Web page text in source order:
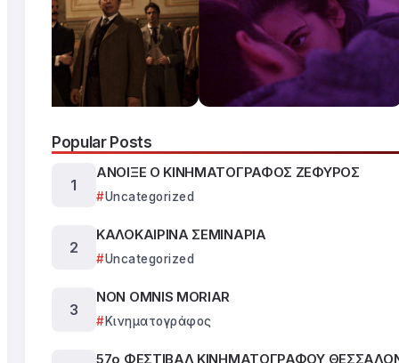
Popular Posts
ΑΝΟΙΞΕ Ο ΚΙΝΗΜΑΤΟΓΡΑΦΟΣ ΖΕΦΥΡΟΣ
Uncategorized
ΚΑΛΟΚΑΙΡΙΝΑ ΣΕΜΙΝΑΡΙΑ
Uncategorized
NON OMNIS MORIAR
Κινηματογράφος
57ο ΦΕΣΤΙΒΑΛ ΚΙΝΗΜΑΤΟΓΡΑΦΟΥ